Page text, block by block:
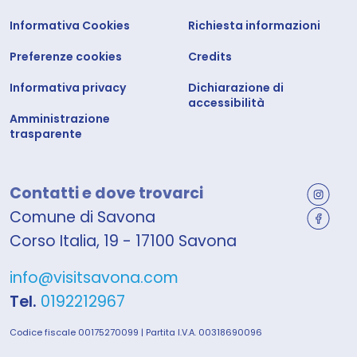
Informativa Cookies
Preferenze cookies
Informativa privacy
Amministrazione
trasparente
Richiesta informazioni
Credits
Dichiarazione di
accessibilità
Contatti e dove trovarci
Comune di Savona
Corso Italia, 19 - 17100 Savona
info@visitsavona.com
Tel. 0192212967
Codice fiscale 00175270099 | Partita I.V.A. 00318690096